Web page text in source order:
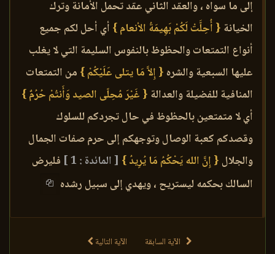
إلى ما سواه ، والعقد الثاني عقد تحمل الأمانة وترك
الخيانة { أُحِلَّتْ لَكُمْ بَهِيمَةُ الأنعام } أي أحل لكم جميع
أنواع التمتعات والحظوظ بالنفوس السليمة التي لا يغلب
عليها السبعية والشره { إِلاَّ مَا يتلى عَلَيْكُمْ } من التمتعات
المنافية للفضيلة والعدالة { غَيْرَ مُحِلّى الصيد وَأَنتُمْ حُرُمٌ }
أي لا متمتعين بالحظوظ في حال تجردكم للسلوك
وقصدكم كعبة الوصال وتوجهكم إلى حرم صفات الجمال
والجلال { إِنَّ الله يَحْكُمُ مَا يُرِيدُ } [ المائدة : 1 ]
فليرض
السالك بحكمه ليستريح ، ويهدي إلى سبيل رشده
الآية السابقة الآية التالية